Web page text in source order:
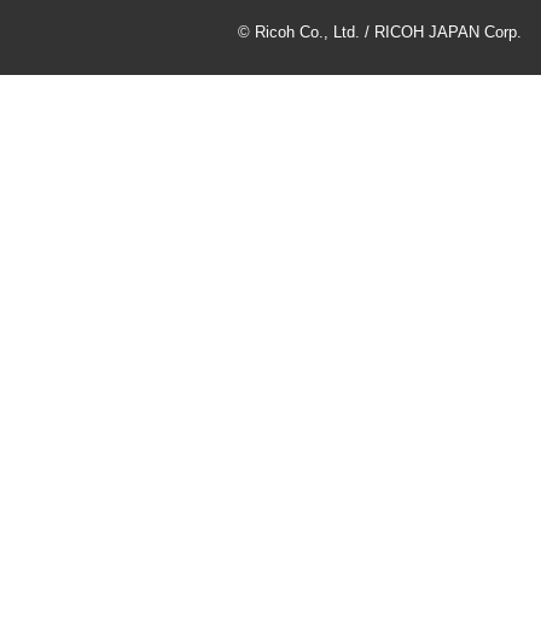
© Ricoh Co., Ltd. / RICOH JAPAN Corp.